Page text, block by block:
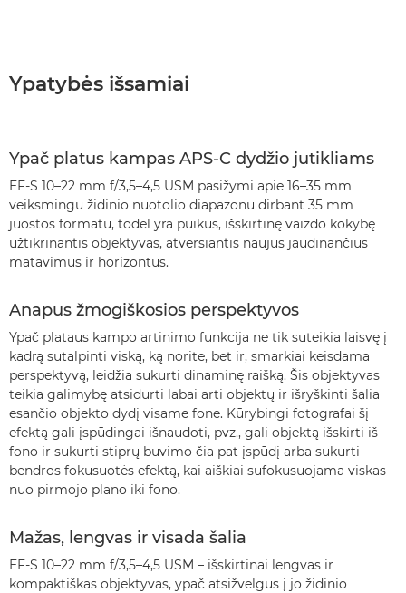
Ypatybės išsamiai
Ypač platus kampas APS-C dydžio jutikliams
EF-S 10–22 mm f/3,5–4,5 USM pasižymi apie 16–35 mm
veiksmingu židinio nuotolio diapazonu dirbant 35 mm
juostos formatu, todėl yra puikus, išskirtinę vaizdo kokybę
užtikrinantis objektyvas, atversiantis naujus jaudinančius
matavimus ir horizontus.
Anapus žmogiškosios perspektyvos
Ypač plataus kampo artinimo funkcija ne tik suteikia laisvę į
kadrą sutalpinti viską, ką norite, bet ir, smarkiai keisdama
perspektyvą, leidžia sukurti dinaminę raišką. Šis objektyvas
teikia galimybę atsidurti labai arti objektų ir išryškinti šalia
esančio objekto dydį visame fone. Kūrybingi fotografai šį
efektą gali įspūdingai išnaudoti, pvz., gali objektą išskirti iš
fono ir sukurti stiprų buvimo čia pat įspūdį arba sukurti
bendros fokusuotės efektą, kai aiškiai sufokusuojama viskas
nuo pirmojo plano iki fono.
Mažas, lengvas ir visada šalia
EF-S 10–22 mm f/3,5–4,5 USM – išskirtinai lengvas ir
kompaktiškas objektyvas, ypač atsižvelgus į jo židinio